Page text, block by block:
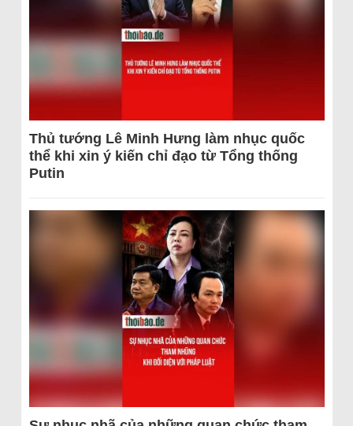
Thủ tướng Lê Minh Hưng làm nhục quốc
thể khi xin ý kiến chỉ đạo từ Tổng thống
Putin